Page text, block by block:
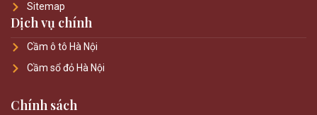
Sitemap
Dịch vụ chính
Cầm ô tô Hà Nội
Cầm sổ đỏ Hà Nội
Chính sách